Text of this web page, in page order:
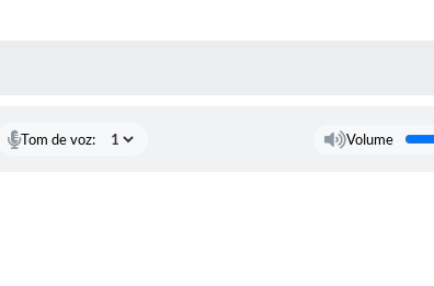
Tom de voz: Volume